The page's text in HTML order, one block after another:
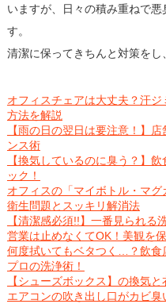
いますが、日々の積み重ねで
す。
清潔に保ってきちんと対策をし
オフィスチェアは大丈夫？汗
方法を解説
【雨の日の翌日は要注意！】
ンス術
【換気しているのに臭う？】
ック！
オフィスの「マイボトル・マ
衛生問題とスッキリ解消法
【清潔感必須!!】一番見られる
営業は止めなくてOK！美観を
何度拭いてもベタつく…？飲食
プロの洗浄術！
【シューズボックス】の換気
エアコンの吹き出し口がカビ